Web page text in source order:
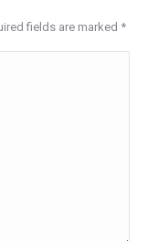
fields are marked *